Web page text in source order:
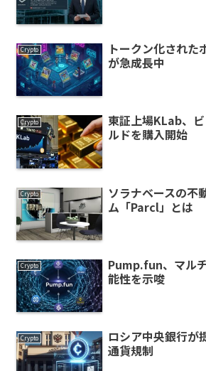
Crypto
トークン化された
が急成長中
Crypto
東証上場KLab、
ルドを購入開始
Crypto
ソラナベースの不
ム「Parcl」とは
Crypto
Pump.fun、マル
能性を示唆
Crypto
ロシア中央銀行が
通貨規制